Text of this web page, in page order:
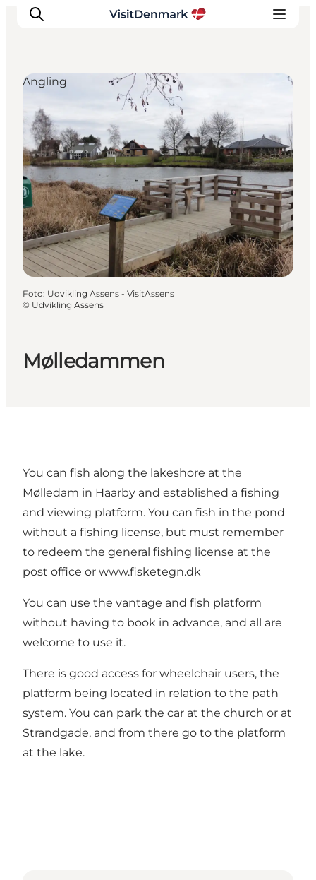
Ispirazioni
Dove andare
Cosa fare
Dove dormire
Pianifica il viaggio
Mølledammen
Angling
Foto: Udvikling Assens - VisitAssens
© Udvikling Assens
You can fish along the lakeshore at the
Mølledam in Haarby and established a fishing
and viewing platform. You can fish in the pond
without a fishing license, but must remember
to redeem the general fishing license at the
post office or www.fisketegn.dk
You can use the vantage and fish platform
without having to book in advance, and all are
welcome to use it.
There is good access for wheelchair users, the
platform being located in relation to the path
system. You can park the car at the church or at
Strandgade, and from there go to the platform
at the lake.